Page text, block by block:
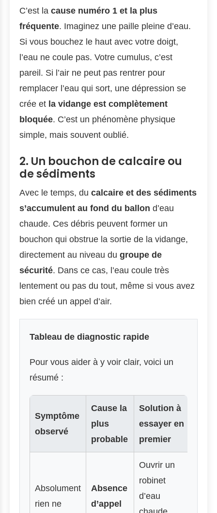
C’est la cause numéro 1 et la plus
fréquente. Imaginez une paille pleine d’eau.
Si vous bouchez le haut avec votre doigt,
l’eau ne coule pas. Votre cumulus, c’est
pareil. Si l’air ne peut pas rentrer pour
remplacer l’eau qui sort, une dépression se
crée et la vidange est complètement
bloquée. C’est un phénomène physique
simple, mais souvent oublié.
2. Un bouchon de calcaire ou
de sédiments
Avec le temps, du calcaire et des sédiments
s’accumulent au fond du ballon d’eau
chaude. Ces débris peuvent former un
bouchon qui obstrue la sortie de la vidange,
directement au niveau du groupe de
sécurité. Dans ce cas, l’eau coule très
lentement ou pas du tout, même si vous avez
bien créé un appel d’air.
Tableau de diagnostic rapide
Pour vous aider à y voir clair, voici un
résumé :
Symptôme
observé
Cause la
plus
probable
Solution à
essayer en
premier
Absolument
rien ne
Absence
d’appel
Ouvrir un
robinet
d’eau